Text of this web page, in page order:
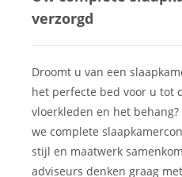
verzorgd
Droomt u van een
het perfecte bed voor u tot
vloerkleden en het
we complete
stijl en maatwerk
adviseurs denken graag